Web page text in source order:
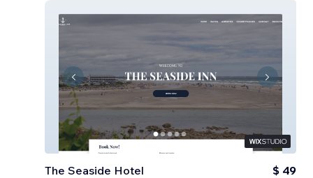
The Seaside Hotel $ 49